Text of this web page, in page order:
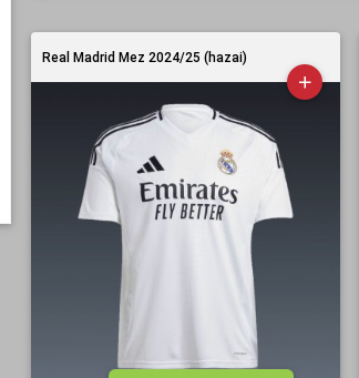
Real Madrid Mez 2024/25 (hazai)